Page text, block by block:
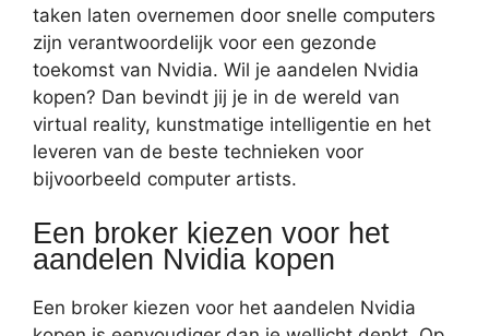
taken laten overnemen door snelle computers
zijn verantwoordelijk voor een gezonde
toekomst van Nvidia. Wil je aandelen Nvidia
kopen? Dan bevindt jij je in de wereld van
virtual reality, kunstmatige intelligentie en het
leveren van de beste technieken voor
bijvoorbeeld computer artists.
Een broker kiezen voor het
aandelen Nvidia kopen
Een broker kiezen voor het aandelen Nvidia